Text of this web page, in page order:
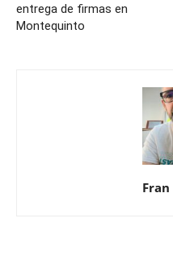
entrega de firmas en
Montequinto